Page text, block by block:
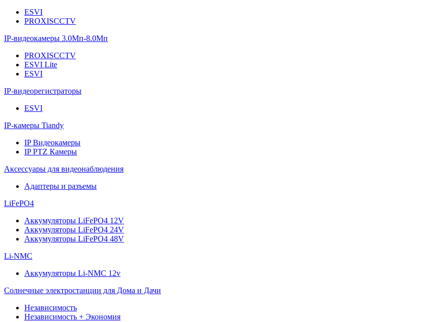
ESVI
PROXISCCTV
IP-видеокамеры 3.0Мп-8.0Мп
PROXISCCTV
ESVI Lite
ESVI
IP-видеорегистраторы
ESVI
IP-камеры Tiandy
IP Видеокамеры
IP PTZ Камеры
Аксессуары для видеонаблюдения
Адаптеры и разъемы
LiFePO4
Аккумуляторы LiFePO4 12V
Аккумуляторы LiFePO4 24V
Аккумуляторы LiFePO4 48V
Li-NMC
Аккумуляторы Li-NMC 12v
Солнечные электростанции для Дома и Дачи
Независимость
Независимость + Экономия